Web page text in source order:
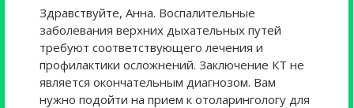
Здравствуйте, Анна. Воспалительные
заболевания верхних дыхательных путей
требуют соответствующего лечения и
профилактики осложнений. Заключение КТ не
является окончательным диагнозом. Вам
нужно подойти на прием к отоларингологу для